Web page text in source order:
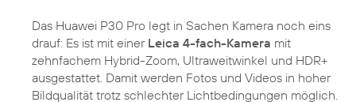
Das Huawei P30 Pro legt in Sachen Kamera noch eins
drauf: Es ist mit einer Leica 4-fach-Kamera mit
zehnfachem Hybrid-Zoom, Ultraweitwinkel und HDR+
ausgestattet. Damit werden Fotos und Videos in hoher
Bildqualität trotz schlechter Lichtbedingungen möglich.